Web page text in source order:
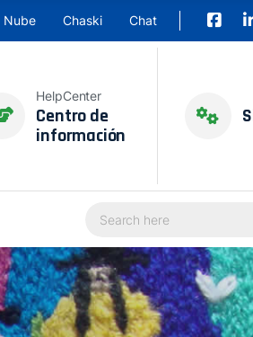
Nube Chaski Chat
HelpCenter
Centro de
información
Search Here...